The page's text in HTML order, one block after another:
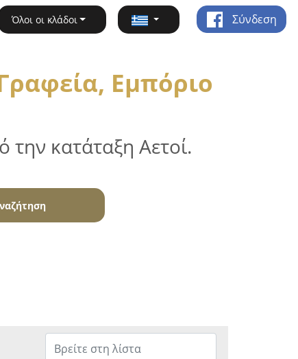
Όλοι οι κλάδοι Σύνδεση
Εμπόριο
κατάταξη Αετοί.